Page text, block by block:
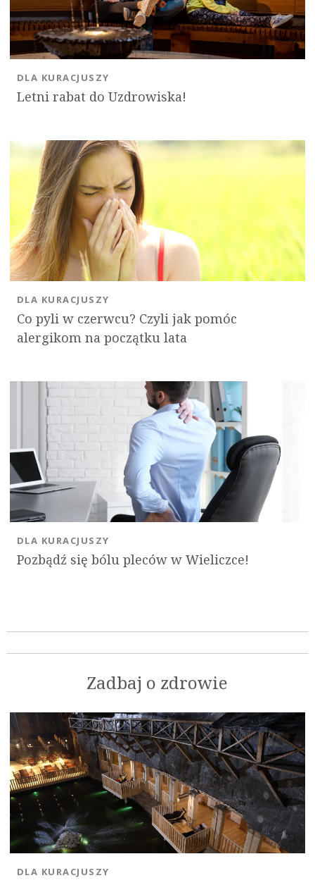
Letni rabat do Uzdrowiska!
DLA KURACJUSZY
Co pyli w czerwcu? Czyli jak pomóc
alergikom na początku lata
DLA KURACJUSZY
Pozbądź się bólu pleców w Wieliczce!
DLA KURACJUSZY
Zadbaj o zdrowie
DLA KURACJUSZY